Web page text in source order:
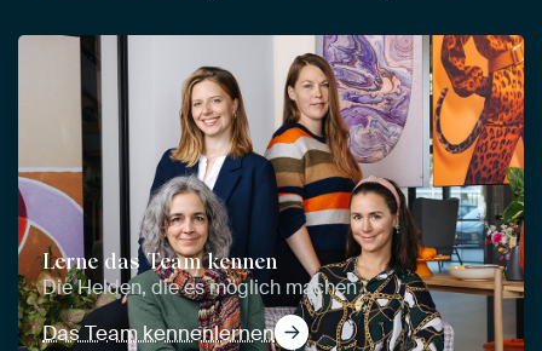
Lerne das Team kennen
Die Helden, die es möglich machen
Das Team kennenlernen